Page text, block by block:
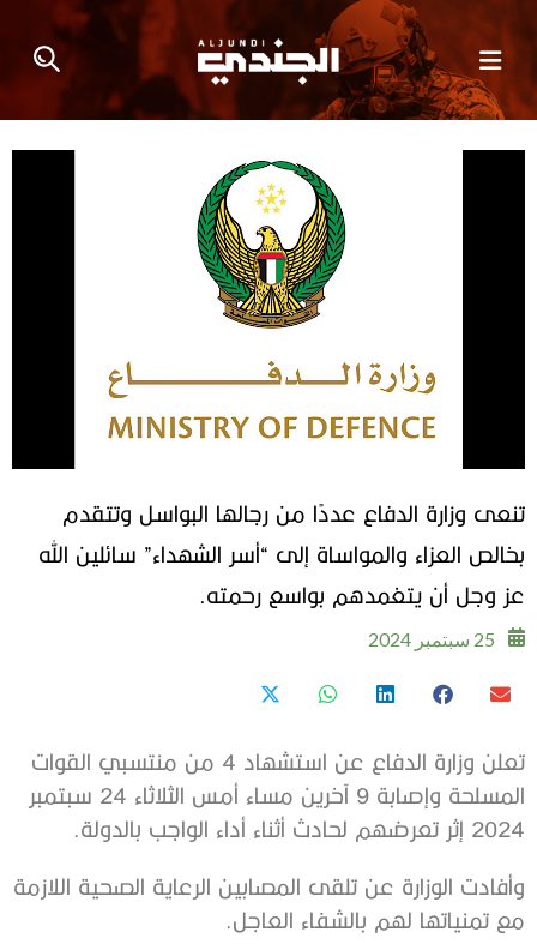
تنعى وزارة الدفاع عددًا من رجالها البواسل وتتقدم
بخالص العزاء والمواساة إلى “أسر الشهداء” سائلين الله
عز وجل أن يتغمدهم بواسع رحمته.
25 سبتمبر 2024
تعلن وزارة الدفاع عن استشهاد 4 من منتسبي القوات
المسلحة وإصابة 9 آخرين مساء أمس الثلاثاء 24 سبتمبر
2024 إثر تعرضهم لحادث أثناء أداء الواجب بالدولة.
‏وأفادت الوزارة عن تلقى المصابين الرعاية الصحية اللازمة
مع تمنياتها لهم بالشفاء العاجل.